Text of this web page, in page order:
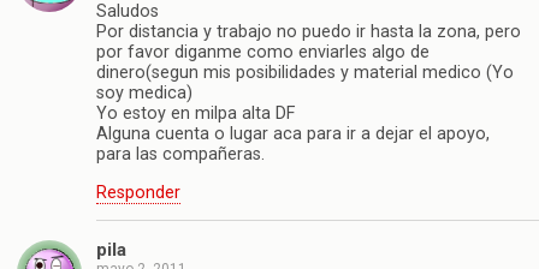
Saludos
Por distancia y trabajo no puedo ir hasta la zona, pero
por favor diganme como enviarles algo de
dinero(segun mis posibilidades y material medico (Yo
soy medica)
Yo estoy en milpa alta DF
Alguna cuenta o lugar aca para ir a dejar el apoyo,
para las compañeras.
Responder
pila